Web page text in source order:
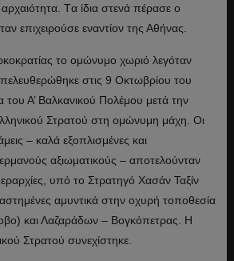
Tα ίδια στενά πέρασε ο
επιχειρούσε εναντίον της Αθήνας.
το ομώνυμο χωριό λεγόταν
στις 9 Οκτωβρίου του
του Α’ Βαλκανικού Πολέμου μετά την
Στρατού στη ομώνυμη μάχη. Οι
– καλά εξοπλισμένες και
αξιωματικούς – αποτελούνταν
υπό το Στρατηγό Χασάν Ταξίν
αμυντικά στην οχυρή τοποθεσία
και Λαζαράδων – Βογκόπετρας. Η
Στρατού συνεχίστηκε.